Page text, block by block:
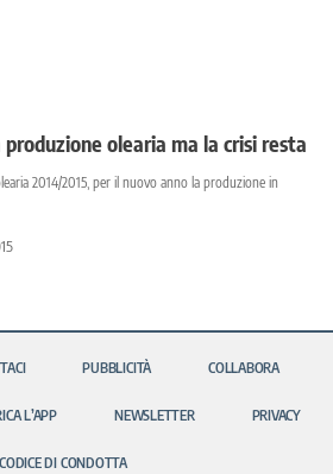
olearia ma la crisi resta
2014/2015, per il nuovo anno la produzione in
PUBBLICITÀ COLLABORA
L’APP NEWSLETTER PRIVACY
CODICE DI CONDOTTA